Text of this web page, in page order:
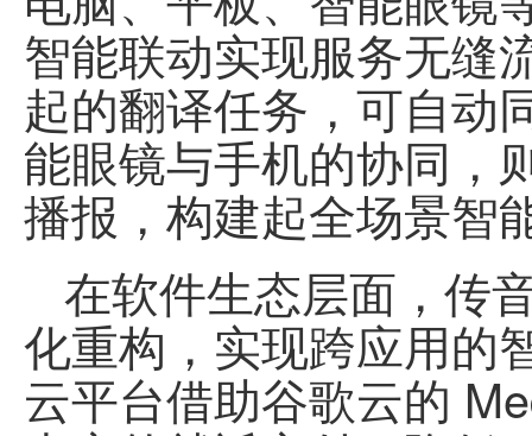
智能联动实现服务无缝
起的翻译任务，可自动
能眼镜与手机的协同，
播报，构建起全场景智
在软件生态层面，传
化重构，实现跨应用的
云平台借助谷歌云的